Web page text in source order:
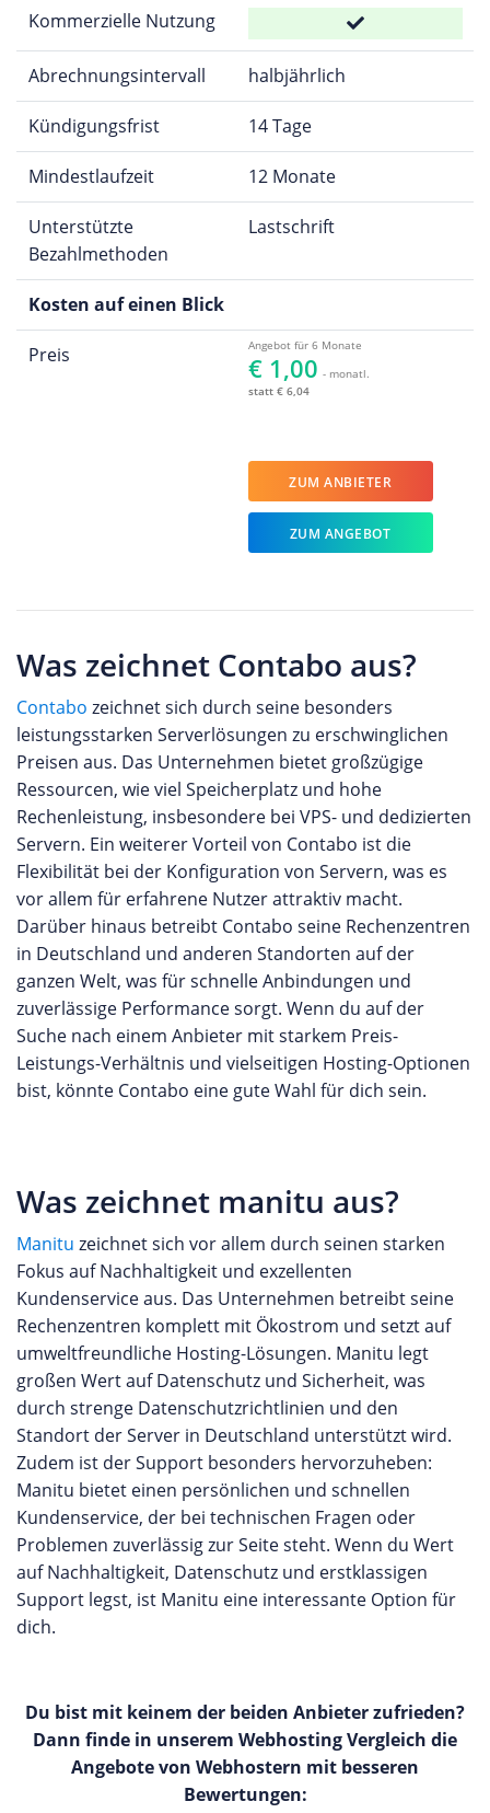
Kommerzielle Nutzung
Abrechnungsintervall halbjährlich
Kündigungsfrist 14 Tage
Mindestlaufzeit 12 Monate
Unterstützte
Bezahlmethoden
Lastschrift
Kosten auf einen Blick
Preis Angebot für 6 Monate
€ 1,00 - monatl.
statt € 6,04
ZUM ANBIETER
ZUM ANGEBOT
Was zeichnet Contabo aus?
Contabo zeichnet sich durch seine besonders
leistungsstarken Serverlösungen zu erschwinglichen
Preisen aus. Das Unternehmen bietet großzügige
Ressourcen, wie viel Speicherplatz und hohe
Rechenleistung, insbesondere bei VPS- und dedizierten
Servern. Ein weiterer Vorteil von Contabo ist die
Flexibilität bei der Konfiguration von Servern, was es
vor allem für erfahrene Nutzer attraktiv macht.
Darüber hinaus betreibt Contabo seine Rechenzentren
in Deutschland und anderen Standorten auf der
ganzen Welt, was für schnelle Anbindungen und
zuverlässige Performance sorgt. Wenn du auf der
Suche nach einem Anbieter mit starkem Preis-
Leistungs-Verhältnis und vielseitigen Hosting-Optionen
bist, könnte Contabo eine gute Wahl für dich sein.
Was zeichnet manitu aus?
Manitu zeichnet sich vor allem durch seinen starken
Fokus auf Nachhaltigkeit und exzellenten
Kundenservice aus. Das Unternehmen betreibt seine
Rechenzentren komplett mit Ökostrom und setzt auf
umweltfreundliche Hosting-Lösungen. Manitu legt
großen Wert auf Datenschutz und Sicherheit, was
durch strenge Datenschutzrichtlinien und den
Standort der Server in Deutschland unterstützt wird.
Zudem ist der Support besonders hervorzuheben:
Manitu bietet einen persönlichen und schnellen
Kundenservice, der bei technischen Fragen oder
Problemen zuverlässig zur Seite steht. Wenn du Wert
auf Nachhaltigkeit, Datenschutz und erstklassigen
Support legst, ist Manitu eine interessante Option für
dich.
Du bist mit keinem der beiden Anbieter zufrieden?
Dann finde in unserem Webhosting Vergleich die
Angebote von Webhostern mit besseren
Bewertungen: